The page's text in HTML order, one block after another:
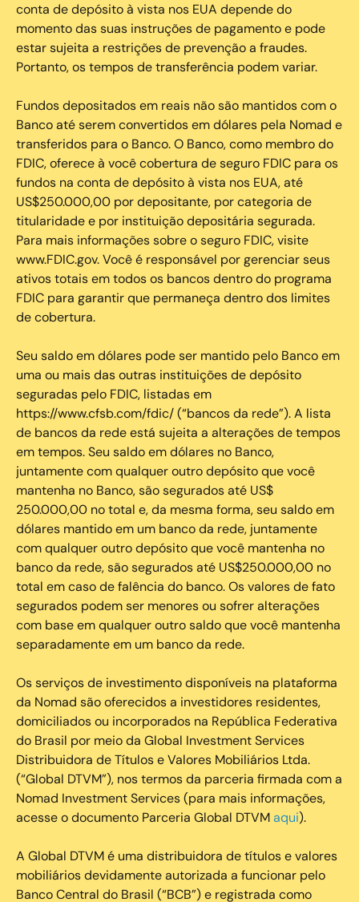
conta de depósito à vista nos EUA depende do
momento das suas instruções de pagamento e pode
estar sujeita a restrições de prevenção a fraudes.
Portanto, os tempos de transferência podem variar.
Fundos depositados em reais não são mantidos com o
Banco até serem convertidos em dólares pela Nomad e
transferidos para o Banco. O Banco, como membro do
FDIC, oferece à você cobertura de seguro FDIC para os
fundos na conta de depósito à vista nos EUA, até
US$250.000,00 por depositante, por categoria de
titularidade e por instituição depositária segurada.
Para mais informações sobre o seguro FDIC, visite
www.FDIC.gov. Você é responsável por gerenciar seus
ativos totais em todos os bancos dentro do programa
FDIC para garantir que permaneça dentro dos limites
de cobertura.
Seu saldo em dólares pode ser mantido pelo Banco em
uma ou mais das outras instituições de depósito
seguradas pelo FDIC, listadas em
https://www.cfsb.com/fdic/ (“bancos da rede”). A lista
de bancos da rede está sujeita a alterações de tempos
em tempos. Seu saldo em dólares no Banco,
juntamente com qualquer outro depósito que você
mantenha no Banco, são segurados até US$
250.000,00 no total e, da mesma forma, seu saldo em
dólares mantido em um banco da rede, juntamente
com qualquer outro depósito que você mantenha no
banco da rede, são segurados até US$250.000,00 no
total em caso de falência do banco. Os valores de fato
segurados podem ser menores ou sofrer alterações
com base em qualquer outro saldo que você mantenha
separadamente em um banco da rede.
Os serviços de investimento disponíveis na plataforma
da Nomad são oferecidos a investidores residentes,
domiciliados ou incorporados na República Federativa
do Brasil por meio da Global Investment Services
Distribuidora de Títulos e Valores Mobiliários Ltda.
(“Global DTVM”), nos termos da parceria firmada com a
Nomad Investment Services (para mais informações,
acesse o documento Parceria Global DTVMaqui).
A Global DTVM é uma distribuidora de títulos e valores
mobiliários devidamente autorizada a funcionar pelo
Banco Central do Brasil (“BCB”) e registrada como